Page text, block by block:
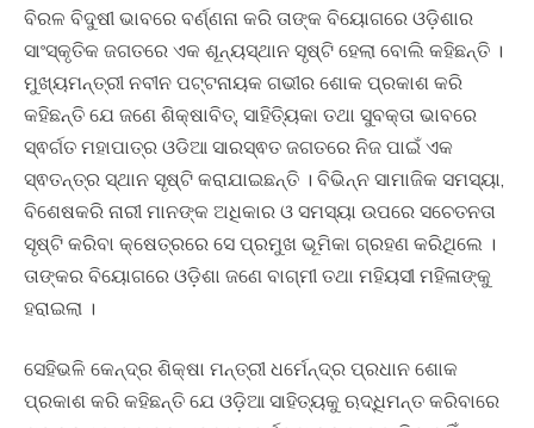
ବିରଳ ବିଦୁଷୀ ଭାବରେ ବର୍ଣ୍ଣନା କରି ତାଙ୍କ ବିୟୋଗରେ ଓଡ଼ିଶାର
ସାଂସ୍କୃତିକ ଜଗତରେ ଏକ ଶୂନ୍ୟସ୍ଥାନ ସୃଷ୍ଟି ହେଲା ବୋଲି କହିଛନ୍ତି ।
ମୁଖ୍ୟମନ୍ତ୍ରୀ ନବୀନ ପଟ୍ଟନାୟକ ଗଭୀର ଶୋକ ପ୍ରକାଶ କରି
କହିଛନ୍ତି ଯେ ଜଣେ ଶିକ୍ଷାବିତ୍‌, ସାହିତ୍ୟିକା ତଥା ସୁବକ୍ତା ଭାବରେ
ସ୍ଵର୍ଗତ ମହାପାତ୍ର ଓଡିଆ ସାରସ୍ଵତ ଜଗତରେ ନିଜ ପାଇଁ ଏକ
ସ୍ଵତନ୍ତ୍ର ସ୍ଥାନ ସୃଷ୍ଟି କରାଯାଇଛନ୍ତି । ବିଭିନ୍ନ ସାମାଜିକ ସମସ୍ୟା,
ବିଶେଷକରି ନାରୀ ମାନଙ୍କ ଅଧିକାର ଓ ସମସ୍ୟା ଉପରେ ସଚେତନତା
ସୃଷ୍ଟି କରିବା କ୍ଷେତ୍ରରେ ସେ ପ୍ରମୁଖ ଭୂମିକା ଗ୍ରହଣ କରିଥିଲେ ।
ତାଙ୍କର ବିୟୋଗରେ ଓଡ଼ିଶା ଜଣେ ବାଗ୍ମୀ ତଥା ମହିୟସୀ ମହିଳାଙ୍କୁ
ହରାଇଲା ।
ସେହିଭଳି କେନ୍ଦ୍ର ଶିକ୍ଷା ମନ୍ତ୍ରୀ ଧର୍ମେନ୍ଦ୍ର ପ୍ରଧାନ ଶୋକ
ପ୍ରକାଶ କରି କହିଛନ୍ତି ଯେ ଓଡ଼ିଆ ସାହିତ୍ୟକୁ ଋଦ୍ଧିମନ୍ତ କରିବାରେ